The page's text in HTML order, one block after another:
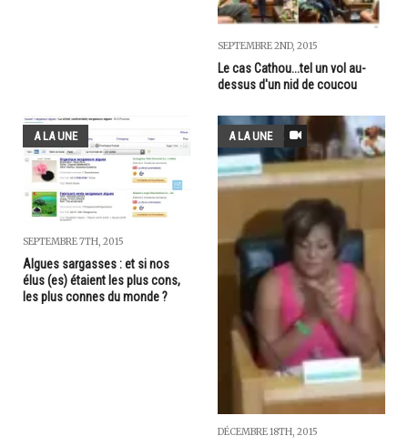
SEPTEMBRE 2ND, 2015
Le cas Cathou...tel un vol au-
dessus d'un nid de coucou
A LA UNE
SEPTEMBRE 7TH, 2015
Algues sargasses : et si nos
élus (es) étaient les plus cons,
les plus connes du monde ?
A LA UNE
DÉCEMBRE 18TH, 2015